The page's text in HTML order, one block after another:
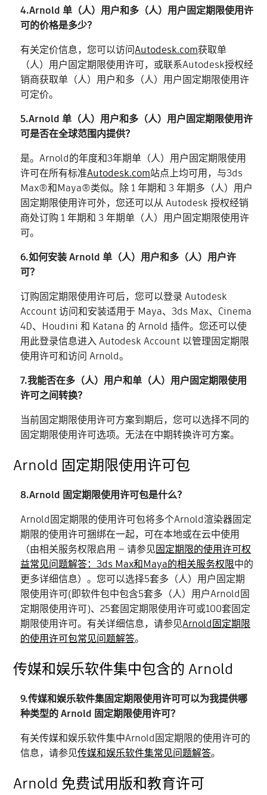
4.Arnold 单（人）用户和多（人）用户固定期限使用许
可的价格是多少？
有关定价信息，您可以访问Autodesk.com获取单
（人）用户固定期限使用许可，或联系Autodesk授权经
销商获取单（人）用户和多（人）用户固定期限使用许
可定价。
5.Arnold 单（人）用户和多（人）用户固定期限使用许
可是否在全球范围内提供？
是。Arnold的年度和3年期单（人）用户固定期限使用
许可在所有标准Autodesk.com站点上均可用，与3ds
Max®和Maya®类似。除 1 年期和 3 年期多（人）用户
固定期限使用许可外，您还可以从 Autodesk 授权经销
商处订购 1 年期和 3 年期单（人）用户固定期限使用许
可。
6.如何安装 Arnold 单（人）用户和多（人）用户许
可？
订购固定期限使用许可后，您可以登录 Autodesk
Account 访问和安装适用于 Maya、3ds Max、Cinema
4D、Houdini 和 Katana 的 Arnold 插件。您还可以使
用此登录信息进入 Autodesk Account 以管理固定期限
使用许可和访问 Arnold。
7.我能否在多（人）用户和单（人）用户固定期限使用
许可之间转换？
当前固定期限使用许可方案到期后，您可以选择不同的
固定期限使用许可选项。无法在中期转换许可方案。
Arnold 固定期限使用许可包
8.Arnold 固定期限使用许可包是什么？
Arnold固定期限的使用许可包将多个Arnold渲染器固定
期限的使用许可捆绑在一起，可在本地或在云中使用
（由相关服务权限启用 — 请参见固定期限的使用许可权
益常见问题解答：3ds Max和Maya的相关服务权限中的
更多详细信息）。您可以选择5套多（人）用户固定期
限使用许可(即软件包中包含5套多（人）用户Arnold固
定期限使用许可)、25套固定期限使用许可或100套固定
期限使用许可。有关详细信息，请参见Arnold固定期限
的使用许可包常见问题解答。
传媒和娱乐软件集中包含的 Arnold
9.传媒和娱乐软件集固定期限使用许可可以为我提供哪
种类型的 Arnold 固定期限使用许可？
有关传媒和娱乐软件集中Arnold固定期限的使用许可的
信息，请参见传媒和娱乐软件集常见问题解答。
Arnold 免费试用版和教育许可